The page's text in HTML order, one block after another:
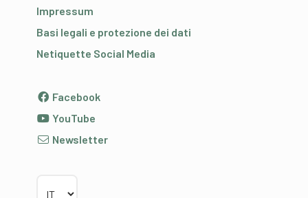
Impressum
Basi legali e protezione dei dati
Netiquette Social Media
Facebook
YouTube
Newsletter